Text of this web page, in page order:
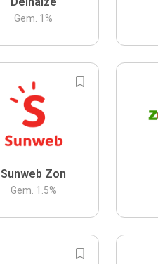
Gem. 1 %
Sunweb Zon
Gem. 1.5%